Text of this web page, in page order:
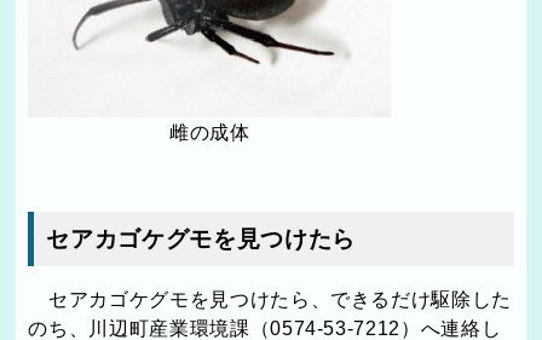
雌の成体
セアカゴケグモを見つけたら
セアカゴケグモを見つけたら、できるだけ駆除した
のち、川辺町産業環境課（0574-53-7212）へ連絡し